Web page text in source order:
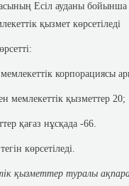
Есіл ауданы
қызмет көрсетіледі
корпорациясы
мемлекеттік қызметтер 20;
қағаз нұсқада -66.
көрсетіледі.
қызметтер туралы